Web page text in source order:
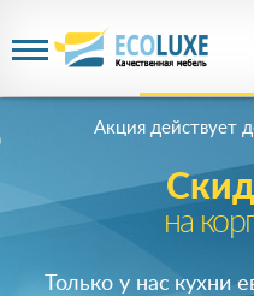
на
Акция действует
Только у нас кухни